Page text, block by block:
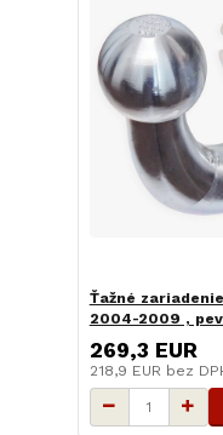
Ťažné
2004-2009 ,
269,3 EUR
218,9 EUR bez